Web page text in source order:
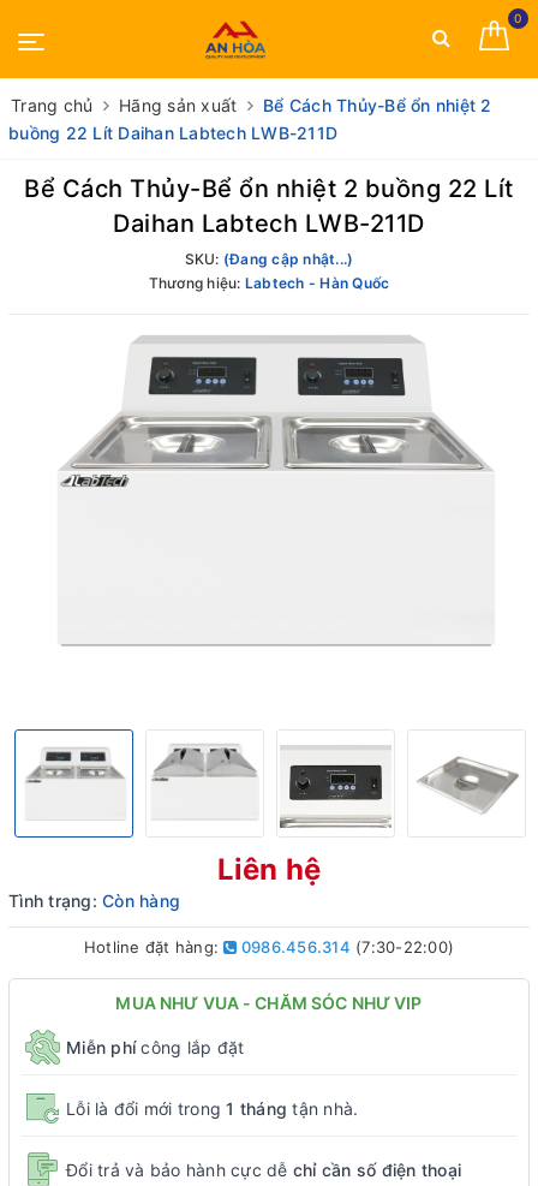
0
Trang chủ Hãng sản xuất
Bể Cách Thủy-Bể ổn nhiệt 2
buồng 22 Lít Daihan Labtech LWB-211D
Bể Cách Thủy-Bể ổn nhiệt 2 buồng 22 Lít
Daihan Labtech LWB-211D
SKU: (Đang cập nhật...)
Thương hiệu: Labtech - Hàn Quốc
Liên hệ
Tình trạng: Còn hàng
Hotline đặt hàng: 0986.456.314 (7:30-22:00)
MUA NHƯ VUA - CHĂM SÓC NHƯ VIP
Miễn phícông lắp đặt
Lỗi là đổi mới trong1 tháng tận nhà.
Đổi trả và bảo hành cực dễ chỉ cần số điện thoại